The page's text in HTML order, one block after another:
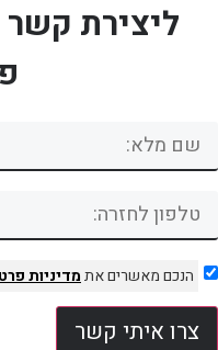
ליצירת קשר
הנכם מאשרים אתמדיניות
צרו איתי קשר